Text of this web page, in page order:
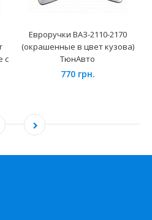
с
Евроручки ВАЗ-2110-2170
(окрашенные в цвет кузова)
ТюнАвто
770 грн.